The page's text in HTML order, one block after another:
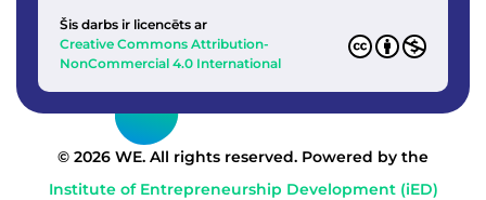
Šis darbs ir licencēts ar
Creative Commons Attribution-
NonCommercial 4.0 International
© 2026 WE. All rights reserved. Powered by the
Institute of Entrepreneurship Development (iED)